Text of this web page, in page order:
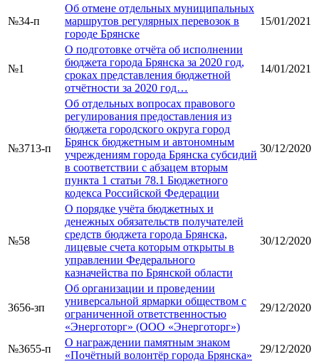
№34-п
Об отмене отдельных муниципальных
маршрутов регулярных перевозок в
городе Брянске
15/01/2021
№1
О подготовке отчёта об исполнении
бюджета города Брянска за 2020 год,
сроках представления бюджетной
отчётности за 2020 год…
14/01/2021
№3713-п
Об отдельных вопросах правового
регулирования предоставления из
бюджета городского округа город
Брянск бюджетным и автономным
учреждениям города Брянска субсидий
в соответствии с абзацем вторым
пункта 1 статьи 78.1 Бюджетного
кодекса Российской Федерации
30/12/2020
№58
О порядке учёта бюджетных и
денежных обязательств получателей
средств бюджета города Брянска,
лицевые счета которым открыты в
управлении Федерального
казначейства по Брянской области
30/12/2020
3656-зп
Об организации и проведении
универсальной ярмарки обществом с
ограниченной ответственностью
«Энерготорг» (ООО «Энерготорг»)
29/12/2020
№3655-п
О награждении памятным знаком
«Почётный волонтёр города Брянска»
29/12/2020